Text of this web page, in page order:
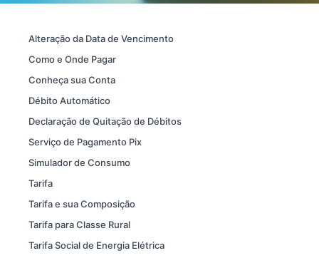
Alteração da Data de Vencimento
Como e Onde Pagar
Conheça sua Conta
Débito Automático
Declaração de Quitação de Débitos
Serviço de Pagamento Pix
Simulador de Consumo
Tarifa
Tarifa e sua Composição
Tarifa para Classe Rural
Tarifa Social de Energia Elétrica